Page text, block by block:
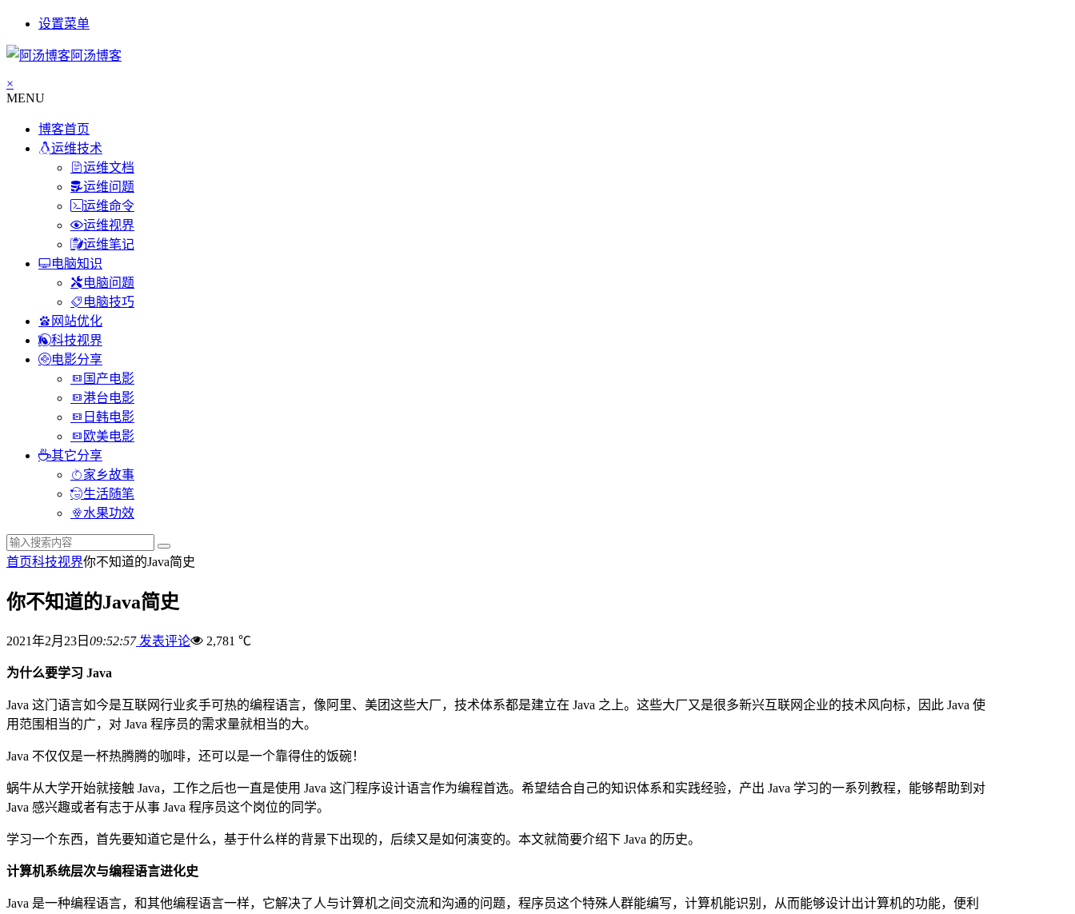
设置菜单
阿汤博客
×
MENU
博客首页
运维技术
运维文档
运维问题
运维命令
运维视界
运维笔记
电脑知识
电脑问题
电脑技巧
网站优化
科技视界
电影分享
国产电影
港台电影
日韩电影
欧美电影
其它分享
家乡故事
生活随笔
水果功效
首页科技视界你不知道的Java简史
你不知道的Java简史
2021年2月23日 09:52:57发表评论 2,781 ℃
为什么要学习 Java
Java 这门语言如今是互联网行业炙手可热的编程语言，像阿里、美团这些大厂，技术体系都是建立在 Java 之上。这些大厂又是很多新兴互联网企业的技术风向标，因此 Java 使
用范围相当的广，对 Java 程序员的需求量就相当的大。
Java 不仅仅是一杯热腾腾的咖啡，还可以是一个靠得住的饭碗！
蜗牛从大学开始就接触 Java，工作之后也一直是使用 Java 这门程序设计语言作为编程首选。希望结合自己的知识体系和实践经验，产出 Java 学习的一系列教程，能够帮助到对
Java 感兴趣或者有志于从事 Java 程序员这个岗位的同学。
学习一个东西，首先要知道它是什么，基于什么样的背景下出现的，后续又是如何演变的。本文就简要介绍下 Java 的历史。
计算机系统层次与编程语言进化史
Java 是一种编程语言，和其他编程语言一样，它解决了人与计算机之间交流和沟通的问题，程序员这个特殊人群能编写，计算机能识别，从而能够设计出计算机的功能，便利